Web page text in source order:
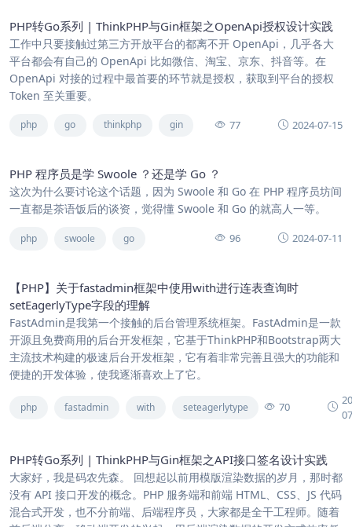
PHP转Go系列 | ThinkPHP与Gin框架之OpenApi授权设计实践
工作中只要接触过第三方开放平台的都离不开 OpenApi，几乎各大
平台都会有自己的 OpenApi 比如微信、淘宝、京东、抖音等。在
OpenApi 对接的过程中最首要的环节就是授权，获取到平台的授权
Token 至关重要。
php go thinkphp gin 77 2024-07-15
PHP 程序员是学 Swoole ？还是学 Go ？
这次为什么要讨论这个话题，因为 Swoole 和 Go 在 PHP 程序员坊间
一直都是茶语饭后的谈资，觉得懂 Swoole 和 Go 的就高人一等。
php swoole go 96 2024-07-11
【PHP】关于fastadmin框架中使用with进行连表查询时
setEagerlyType字段的理解
FastAdmin是我第一个接触的后台管理系统框架。FastAdmin是一款
开源且免费商用的后台开发框架，它基于ThinkPHP和Bootstrap两大
主流技术构建的极速后台开发框架，它有着非常完善且强大的功能和
便捷的开发体验，使我逐渐喜欢上了它。
php fastadmin with seteagerlytype 70
PHP转Go系列 | ThinkPHP与Gin框架之API接口签名设计实践
大家好，我是码农先森。 回想起以前用模版渲染数据的岁月，那时都
没有 API 接口开发的概念。PHP 服务端和前端 HTML、CSS、JS 代码
混合式开发，也不分前端、后端程序员，大家都是全干工程师。随着